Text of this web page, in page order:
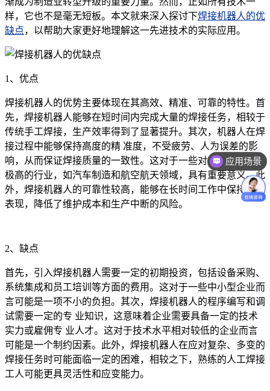
样，它也不是毫无短板。本文就来深入探讨下焊接机器人的优
缺点，以帮助大家更好地理解这一先进技术的实际应用。
1、优点
焊接机器人的优势主要体现在其高效、精准、可靠的特性。首
先，焊接机器人能够在短时间内完成大量的焊接任务，相较于
传统手工焊接，生产效率得到了显著提升。其次，机器人在焊
接过程中能够保持高度的精 准度，不受疲劳、人为误差的影
响，从而保证焊接质量的一致性。这对于一些对焊接精度要求
极高的行业，如汽车制造和航空航天领域，具有重要意义。此
外，焊接机器人的可靠性较高，能够在长时间工作中保持稳定
表现，降低了维护成本和生产中断的风险。
2、缺点
首先，引入焊接机器人需要一定的初期投资，包括设备采购、
系统集成和员工培训等方面的费用。这对于一些中小型企业而
言可能是一项不小的负担。其次，焊接机器人的程序编写和调
试需要一定的专 业知识，这意味着企业需要具备一定的技术
实力或雇佣专 业人才。这对于技术水平相对较低的企业而言
可能是一个制约因素。此外，焊接机器人在应对复杂、多变的
焊接任务时可能面临一定的困难，相较之下，熟练的人工焊接
工人可能更具灵活性和应变能力。
应用场景